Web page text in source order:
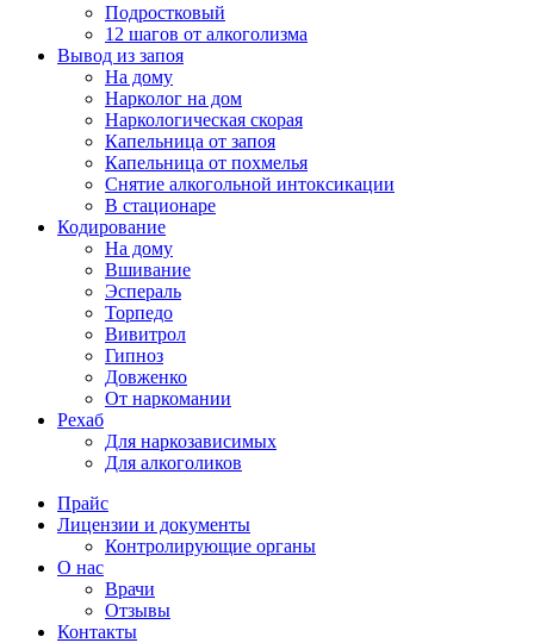
Подростковый
12 шагов от алкоголизма
Вывод из запоя
На дому
Нарколог на дом
Наркологическая скорая
Капельница от запоя
Капельница от похмелья
Снятие алкогольной интоксикации
В стационаре
Кодирование
На дому
Вшивание
Эспераль
Торпедо
Вивитрол
Гипноз
Довженко
От наркомании
Рехаб
Для наркозависимых
Для алкоголиков
Прайс
Лицензии и документы
Контролирующие органы
О нас
Врачи
Отзывы
Контакты